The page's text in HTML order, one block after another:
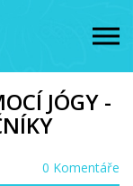
JÓGY -
0 Komentáře